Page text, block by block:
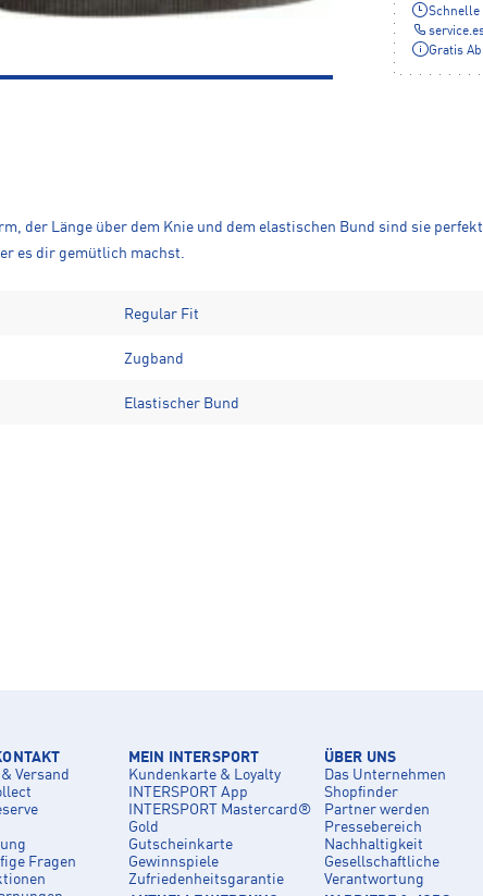
Schnelle
Gratis
der Länge über dem Knie und dem elastischen Bund sind sie
es dir gemütlich machst.
Regular Fit
Zugband
Elastischer Bund
Versand
Fragen
MEIN INTERSPORT
Kundenkarte & Loyalty
INTERSPORT App
INTERSPORT Mastercard®
Gold
Gutscheinkarte
Gewinnspiele
Zufriedenheitsgarantie
ÜBER UNS
Das Unternehmen
Shopfinder
Partner werden
Pressebereich
Nachhaltigkeit
Gesellschaftliche
Verantwortung